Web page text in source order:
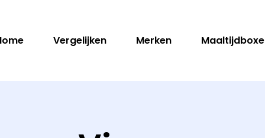
Vergelijken Merken